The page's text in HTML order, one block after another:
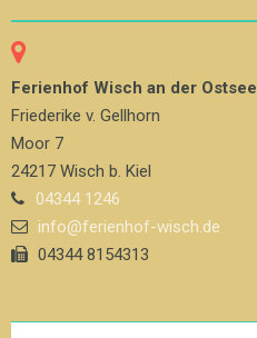
Ferienhof Wisch an der Ostsee
Friederike v. Gellhorn
Moor 7
24217 Wisch b. Kiel
04344 1246
info@ferienhof-wisch.de
04344 8154313